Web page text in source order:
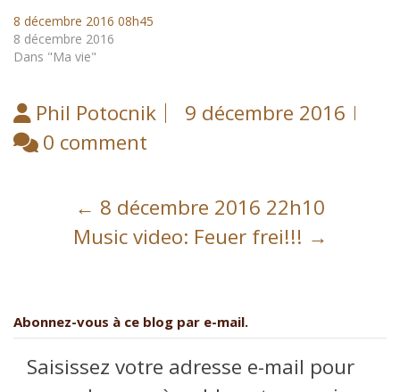
8 décembre 2016 08h45
8 décembre 2016
Dans "Ma vie"
Phil Potocnik
9 décembre 2016
0 comment
navigation
← 8 décembre 2016 22h10
Music video: Feuer frei!!! →
Abonnez-vous à ce blog par e-mail.
Saisissez votre adresse e-mail pour